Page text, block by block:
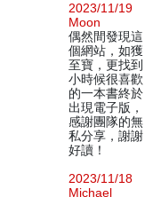
2023/11/19
Moon
偶然間發現這
個網站，如獲
至寶，更找到
小時候很喜歡
的一本書終於
出現電子版，
感謝團隊的無
私分享，謝謝
好讀！
2023/11/18
Michael